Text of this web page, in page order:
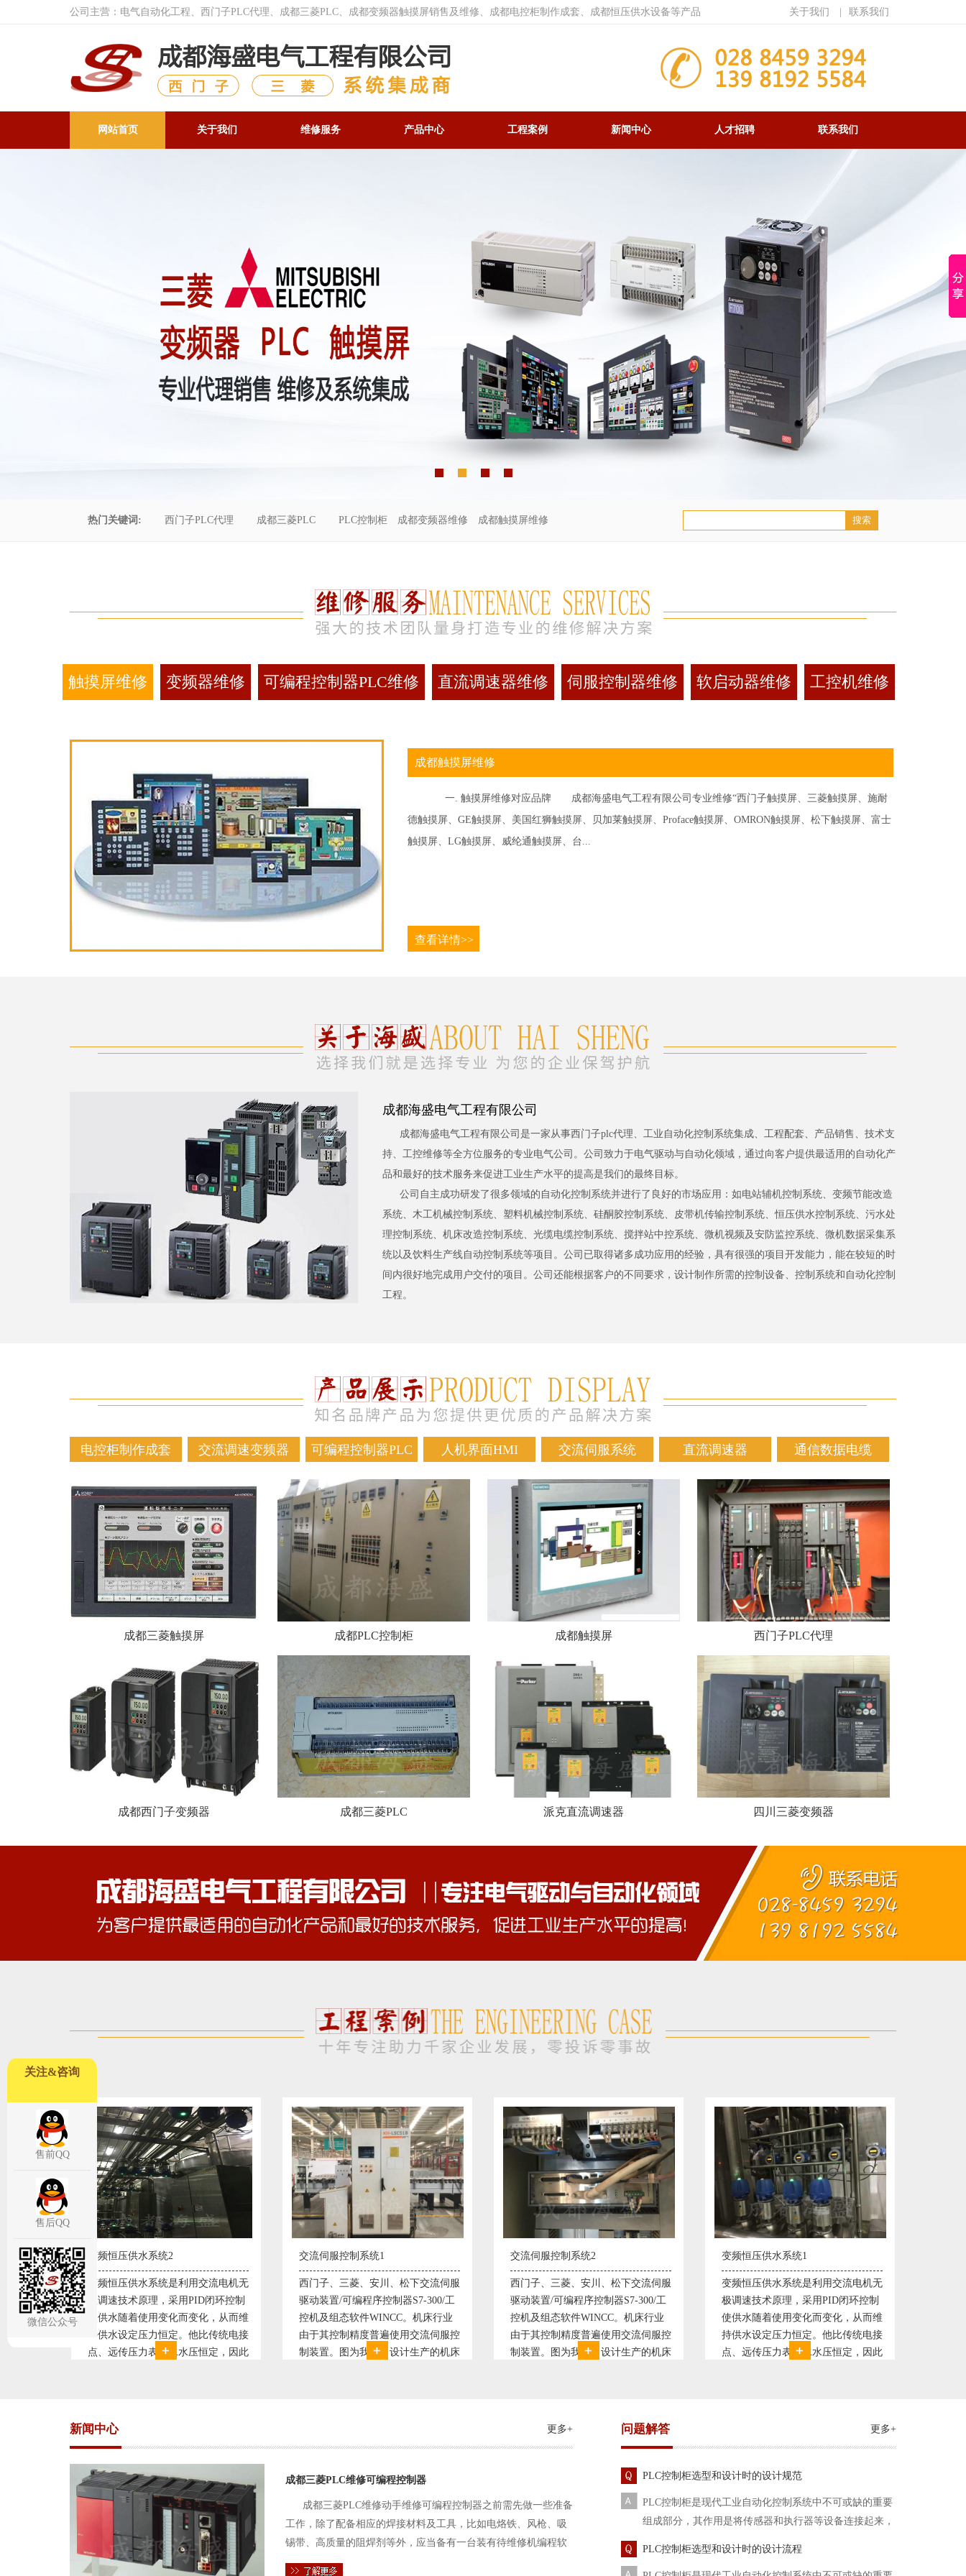
公司主营：电气自动化工程、西门子PLC代理、成都三菱PLC、成都变频器触摸屏销售及维修、成都电控柜制作成套、成都恒压供水设备等产品 关于我们 联系我们
网站首页 关于我们 维修服务 产品中心 工程案例 新闻中心 人才招聘 联系我们
热门关键词: 西门子PLC代理 成都三菱PLC PLC控制柜 成都变频器维修 成都触摸屏维修
触摸屏维修 变频器维修 可编程控制器PLC维修 直流调速器维修 伺服控制器维修 软启动器维修 工控机维修
成都触摸屏维修
一. 触摸屏维修对应品牌 成都海盛电气工程有限公司专业维修“西门子触摸屏、三菱触摸屏、施耐
德触摸屏、GE触摸屏、美国红狮触摸屏、贝加莱触摸屏、Proface触摸屏、OMRON触摸屏、松下触摸屏、富士
触摸屏、LG触摸屏、威纶通触摸屏、台...
查看详情>>
成都海盛电气工程有限公司
成都海盛电气工程有限公司是一家从事西门子plc代理、工业自动化控制系统集成、工程配套、产品销售、技术支
持、工控维修等全方位服务的专业电气公司。公司致力于电气驱动与自动化领域，通过向客户提供最适用的自动化产
品和最好的技术服务来促进工业生产水平的提高是我们的最终目标。
公司自主成功研发了很多领域的自动化控制系统并进行了良好的市场应用：如电站辅机控制系统、变频节能改造
系统、木工机械控制系统、塑料机械控制系统、硅酮胶控制系统、皮带机传输控制系统、恒压供水控制系统、污水处
理控制系统、机床改造控制系统、光缆电缆控制系统、搅拌站中控系统、微机视频及安防监控系统、微机数据采集系
统以及饮料生产线自动控制系统等项目。公司已取得诸多成功应用的经验，具有很强的项目开发能力，能在较短的时
间内很好地完成用户交付的项目。公司还能根据客户的不同要求，设计制作所需的控制设备、控制系统和自动化控制
工程。
电控柜制作成套 交流调速变频器 可编程控制器PLC 人机界面HMI 交流伺服系统 直流调速器 通信数据电缆
成都三菱触摸屏 成都PLC控制柜 成都触摸屏 西门子PLC代理
成都西门子变频器 成都三菱PLC 派克直流调速器 四川三菱变频器
电机无
环控制
从而维
交流伺服控制系统1
西门子、三菱、安川、松下交流伺服
驱动装置/可编程序控制器S7-300/工
控机及组态软件WINCC。机床行业
由于其控制精度普遍使用交流伺服控
制装置。图为我公司设计生产的机床
交流伺服控制系统2
西门子、三菱、安川、松下交流伺服
驱动装置/可编程序控制器S7-300/工
控机及组态软件WINCC。机床行业
由于其控制精度普遍使用交流伺服控
制装置。图为我公司设计生产的机床
变频恒压供水系统1
变频恒压供水系统是利用交流电机无
极调速技术原理，采用PID闭环控制
使供水随着使用变化而变化，从而维
持供水设定压力恒定。他比传统电接
点、远传压力表供水水压恒定，因此
直流调速控制系统1
西门子6RA70直流驱动装置/欧陆
590P直流调速装置/可编程序控制器
S7-300，S7-400/工控机及组态软件
WINCC 冶金行业由于其控制复杂性
普遍使用直流驱动装置，图为我公司
新闻中心 更多+
成都三菱PLC维修可编程控制器
成都三菱PLC维修动手维修可编程控制器之前需先做一些准备
工作，除了配备相应的焊接材料及工具，比如电烙铁、风枪、吸
锡带、高质量的阻焊剂等外，应当备有一台装有待维修机编程软
件的电路及通信电缆。这一是由于待修机常常是从工作系统中拆
问题解答 更多+
PLC控制柜选型和设计时的设计规范
PLC控制柜是现代工业自动化控制系统中不可或缺的重要
组成部分，其作用是将传感器和执行器等设备连接起来，
PLC控制柜选型和设计时的设计流程
关注&咨询
售前QQ
售后QQ
微信公众号